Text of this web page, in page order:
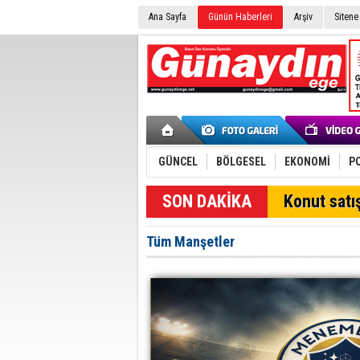
Ana Sayfa Günün Haberleri Arşiv
GÜNCEL BÖLGESEL EKONOMİ
Konut
Tüm Manşetler